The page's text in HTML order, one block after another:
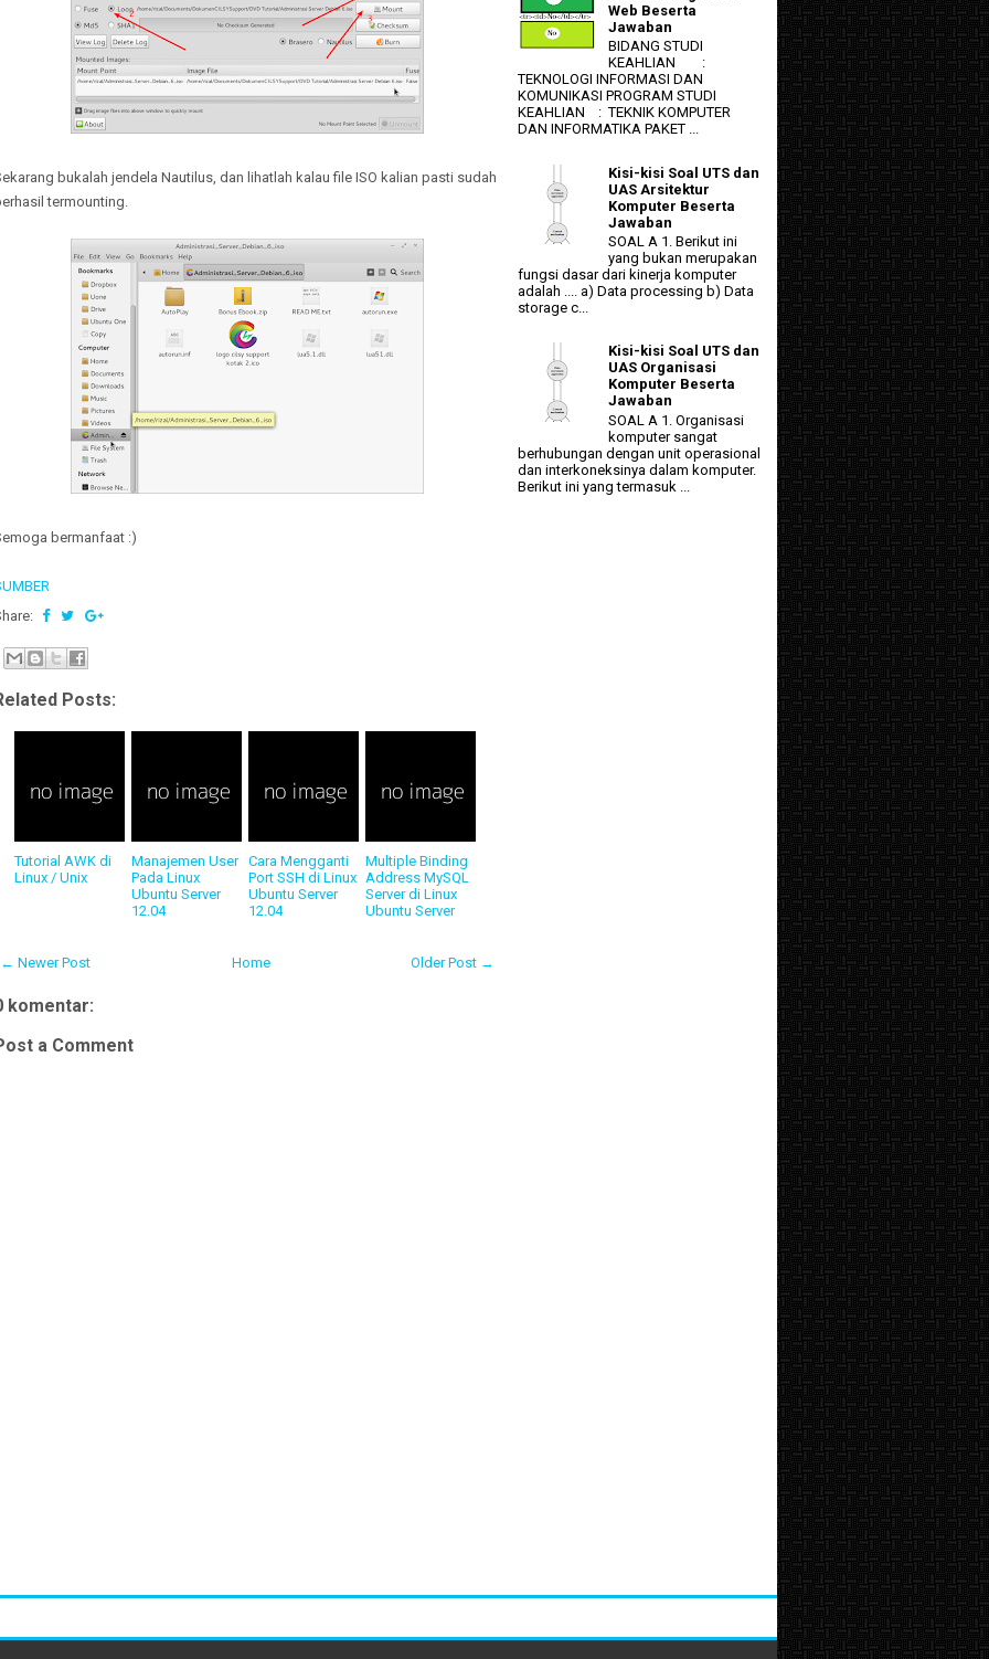
bukalah jendela Nautilus, dan lihatlah kalau file ISO kalian pasti sudah
termounting.
bermanfaat :)
Posts:
Tutorial AWK di
Linux / Unix
Manajemen User
Pada Linux
Ubuntu Server
12.04
Cara Mengganti
Port SSH di Linux
Ubuntu Server
12.04
Multiple Binding
Address MySQL
Server di Linux
Ubuntu Server
← Newer Post Older Post →
Home
komentar:
a Comment
Web Beserta
Jawaban
BIDANG STUDI
KEAHLIAN :
TEKNOLOGI INFORMASI DAN
KOMUNIKASI PROGRAM STUDI
KEAHLIAN : TEKNIK KOMPUTER
DAN INFORMATIKA PAKET ...
Kisi-kisi Soal UTS dan
UAS Arsitektur
Komputer Beserta
Jawaban
SOAL A 1. Berikut ini
yang bukan merupakan
fungsi dasar dari kinerja komputer
adalah .... a) Data processing b) Data
storage c...
Kisi-kisi Soal UTS dan
UAS Organisasi
Komputer Beserta
Jawaban
SOAL A 1. Organisasi
komputer sangat
berhubungan dengan unit operasional
dan interkoneksinya dalam komputer.
Berikut ini yang termasuk ...